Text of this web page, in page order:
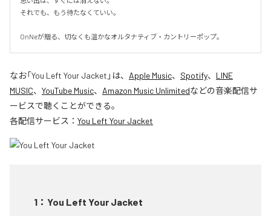
それでも、もう待たなくていい。
OnNeが贈る、切なくも温かなオルタナティブ・カントリーポップ。
なお「You Left Your Jacket 」は、 Apple Music、 Spotify、 LINE
MUSIC、 YouTube Music、 Amazon Music Unlimitedなどの音楽配信サ
ービスで聴くことができる。
各配信サービス： You Left Your Jacket
1 ： You Left Your Jacket